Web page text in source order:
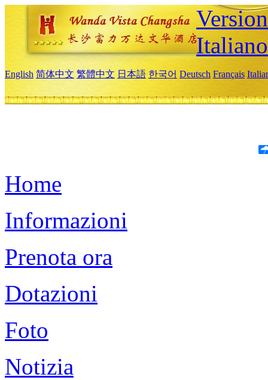
Italiano
English 简体中文 繁體中文 日本語 한국어 Deutsch Français
Home
Informazioni
Prenota ora
Dotazioni
Foto
Notizia